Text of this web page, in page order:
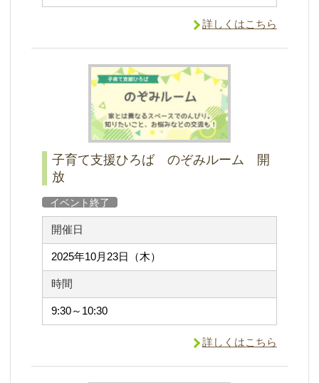
詳しくはこちら
子育て支援ひろば のぞみルーム 開
放
イベント終了
開催日
2025年10月23日（木）
時間
9:30～10:30
詳しくはこちら